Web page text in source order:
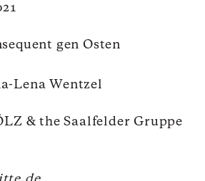
gen Osten
Lena Wentzel
& the Saalfelder Gruppe